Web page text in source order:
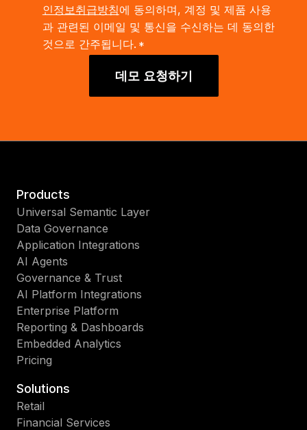
인정보취급방침에 동의하며, 계정 및 제품 사용
과 관련된 이메일 및 통신을 수신하는 데 동의한
것으로 간주됩니다. *
데모 요청하기
Products
Universal Semantic Layer
Data Governance
Application Integrations
AI Agents
Governance & Trust
AI Platform Integrations
Enterprise Platform
Reporting & Dashboards
Embedded Analytics
Pricing
Solutions
Retail
Financial Services